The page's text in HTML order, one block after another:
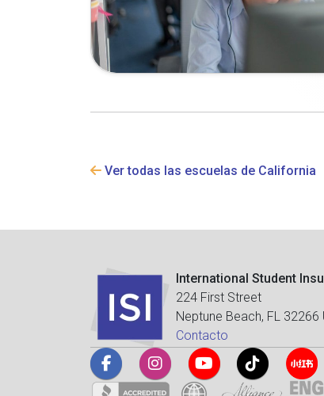
Ver todas las escuelas de California
International Student
224 First Street
Neptune Beach, FL 32266
Contacto